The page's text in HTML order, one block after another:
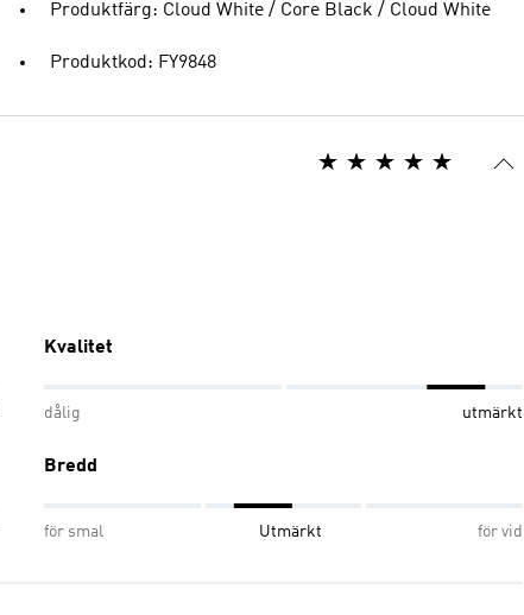
Produktfärg: Cloud White / Core Black / Cloud White
Produktkod: FY9848
Kvalitet
dålig utmärkt
Bredd
för smal Utmärkt för vid